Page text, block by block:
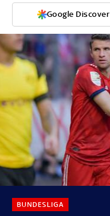
Google Discover
BUNDESLIGA